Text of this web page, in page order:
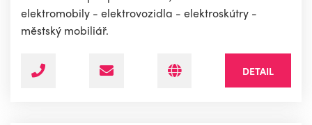
elektromobily - elektrovozidla - elektroskútry -
městský mobiliář.
DETAIL